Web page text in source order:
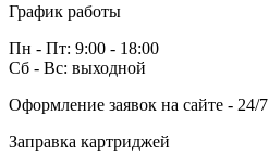
График работы
Пн - Пт: 9:00 - 18:00
Сб - Вс: выходной
Оформление заявок на сайте - 24/7
Заправка картриджей